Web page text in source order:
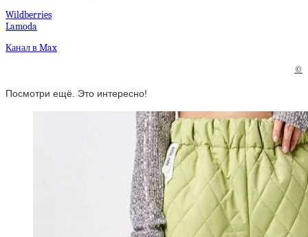
Wildberries
Lamoda
Канал в Max
©
Посмотри ещё. Это интересно!